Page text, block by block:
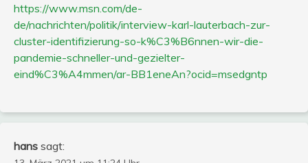
https://www.msn.com/de-
de/nachrichten/politik/interview-karl-lauterbach-zur-
cluster-identifizierung-so-k%C3%B6nnen-wir-die-
pandemie-schneller-und-gezielter-
eind%C3%A4mmen/ar-BB1eneAn?ocid=msedgntp
hans sagt: